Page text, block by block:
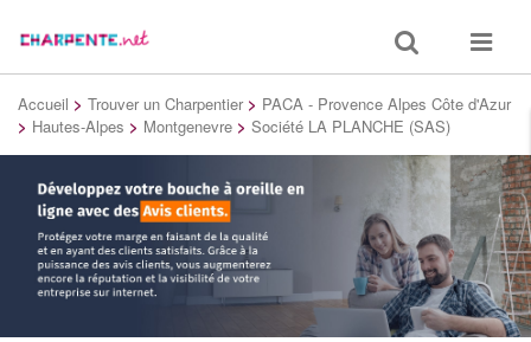
Toggle
search
Toggle
Accueil > Trouver un Charpentier > PACA - Provence Alpes Côte d'Azur
> Hautes-Alpes > Montgenevre > Société LA PLANCHE (SAS)